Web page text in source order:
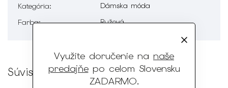
Využite doručenie na naše
predajňepo celom Slovensku
ZADARMO.
Kategória:
Dámska móda
Farba: Ružová
Súvisiaci tovar